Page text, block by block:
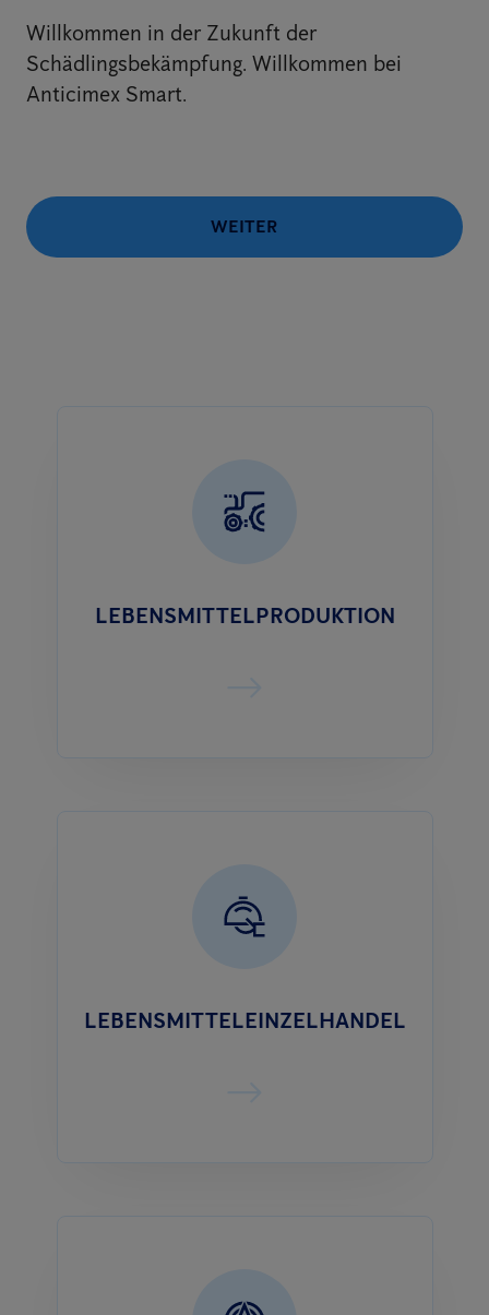
Willkommen in der Zukunft der
Schädlingsbekämpfung. Willkommen bei
Anticimex Smart.
WEITER
LEBENSMITTELPRODUKTION
LEBENSMITTELEINZELHANDEL